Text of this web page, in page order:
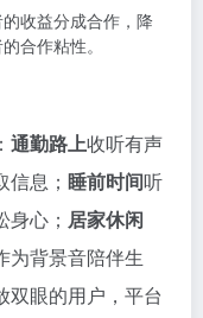
收益分成合作，降
合作粘性。
通勤路上收听有声
息； 睡前时间听
心； 居家休闲
为背景音陪伴生
双眼的用户，平台